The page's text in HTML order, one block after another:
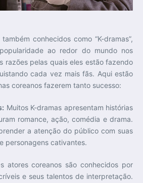
conhecidos como “K-dramas”,
ao redor do mundo nos
razões pelas quais eles estão fazendo
cada vez mais fãs. Aqui estão
coreanos fazerem tanto sucesso:
Muitos K-dramas apresentam histórias
romance, ação, comédia e drama.
a atenção do público com suas
personagens cativantes.
atores coreanos são conhecidos por
e seus talentos de interpretação.